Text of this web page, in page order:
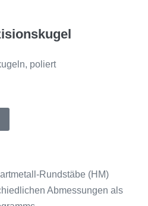
poliert